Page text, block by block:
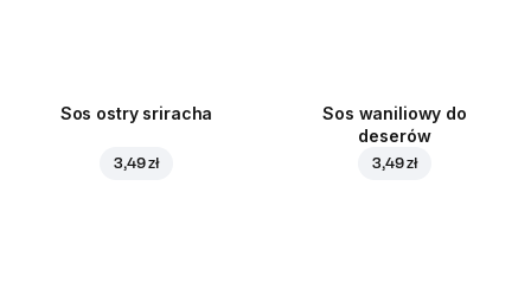
Sos ostry sriracha
3,49 zł
Sos waniliowy do
deserów
3,49 zł